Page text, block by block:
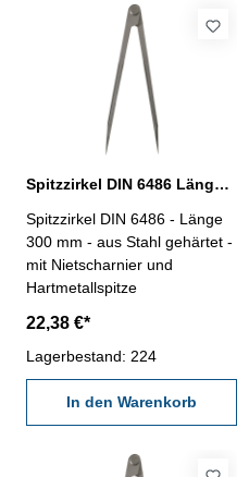
Spitzzirkel DIN 6486 Länge 300 mm
Spitzzirkel DIN 6486 - Länge
300 mm - aus Stahl gehärtet -
mit Nietscharnier und
Hartmetallspitze
22,38 €*
Lagerbestand: 224
In den Warenkorb